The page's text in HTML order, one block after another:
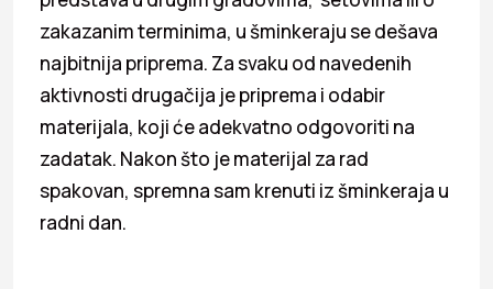
zakazanim terminima, u šminkeraju se dešava
najbitnija priprema. Za svaku od navedenih
aktivnosti drugačija je priprema i odabir
materijala, koji će adekvatno odgovoriti na
zadatak. Nakon što je materijal za rad
spakovan, spremna sam krenuti iz šminkeraja u
radni dan.